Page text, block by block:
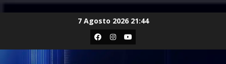
7 Agosto 2026 21:44
Facebook
Instagram
Youtube